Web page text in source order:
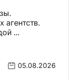
агентств.
...
05.08.2026